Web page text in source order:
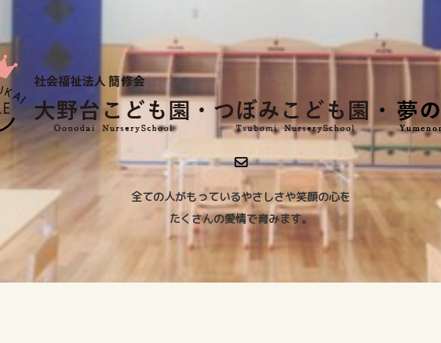
全ての人がもっているやさしさや笑顔の心を
たくさんの愛情で育みます。